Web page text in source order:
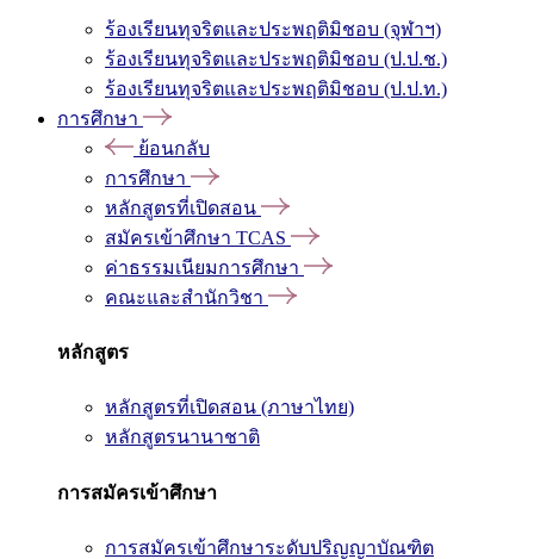
ร้องเรียนทุจริตและประพฤติมิชอบ (จุฬาฯ)
ร้องเรียนทุจริตและประพฤติมิชอบ (ป.ป.ช.)
ร้องเรียนทุจริตและประพฤติมิชอบ (ป.ป.ท.)
การศึกษา
ย้อนกลับ
การศึกษา
หลักสูตรที่เปิดสอน
สมัครเข้าศึกษา TCAS
ค่าธรรมเนียมการศึกษา
คณะและสำนักวิชา
หลักสูตร
หลักสูตรที่เปิดสอน (ภาษาไทย)
หลักสูตรนานาชาติ
การสมัครเข้าศึกษา
การสมัครเข้าศึกษาระดับปริญญาบัณฑิต